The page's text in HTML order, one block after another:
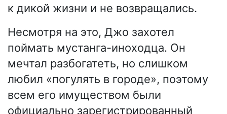
к дикой жизни и не возвращались.
Несмотря на это, Джо захотел
поймать мустанга-иноходца. Он
мечтал разбогатеть, но слишком
любил «погулять в городе», поэтому
всем его имуществом были
официально зарегистрированный